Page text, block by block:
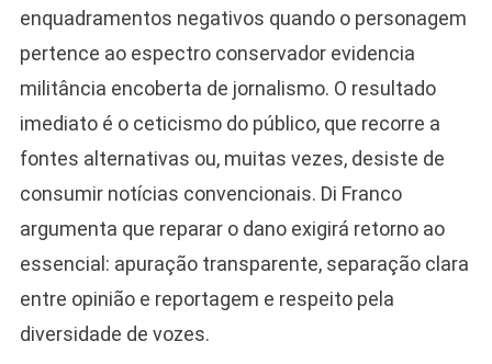
enquadramentos negativos quando o personagem
pertence ao espectro conservador evidencia
militância encoberta de jornalismo. O resultado
imediato é o ceticismo do público, que recorre a
fontes alternativas ou, muitas vezes, desiste de
consumir notícias convencionais. Di Franco
argumenta que reparar o dano exigirá retorno ao
essencial: apuração transparente, separação clara
entre opinião e reportagem e respeito pela
diversidade de vozes.
Bolsonaro Presidente
2026 Pátria Brasil 6 X
10,00 S/JUROS
R$60,00R$99,00 -39%
Ver no MERCADO
LIVRE